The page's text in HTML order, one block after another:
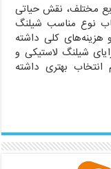
مختلف، نقش حیاتی
نوع مناسب شیلنگ
هزینه‌های کلی داشته
شیلنگ لاستیکی و
بهتری داشته